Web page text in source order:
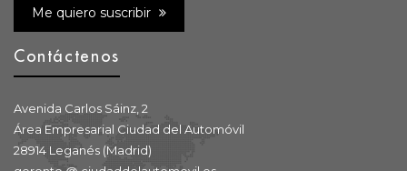
Me quiero suscribir
Contáctenos
Avenida Carlos Sáinz, 2
Área Empresarial Ciudad del Automóvil
28914 Leganés (Madrid)